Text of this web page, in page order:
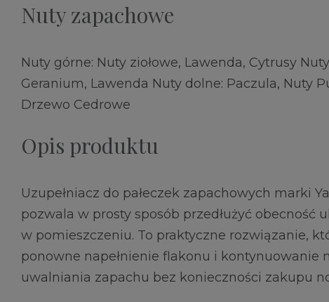
Nuty zapachowe
Nuty górne: Nuty ziołowe, Lawenda, Cytrusy
Geranium, Lawenda Nuty dolne: Paczula, Nuty
Drzewo Cedrowe
Opis produktu
Uzupełniacz do pałeczek zapachowych marki
pozwala w prosty sposób przedłużyć obecność
w pomieszczeniu. To praktyczne rozwiązanie,
ponowne napełnienie flakonu i kontynuowanie
uwalniania zapachu bez konieczności zakupu